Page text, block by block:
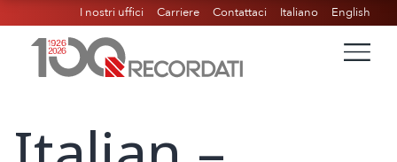
I nostri uffici Carriere Contattaci Italiano English